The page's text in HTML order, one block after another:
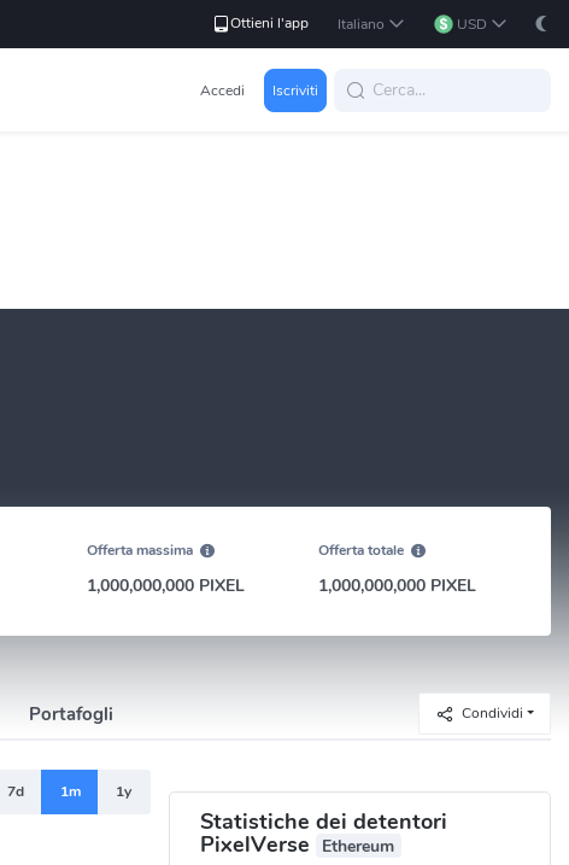
Ottieni l'app Italiano USD
Accedi Iscriviti
Offerta massima
1,000,000,000 PIXEL
Offerta totale
1,000,000,000 PIXEL
Portafogli Condividi
7d 1m 1y
Statistiche dei detentori
PixelVerse Ethereum